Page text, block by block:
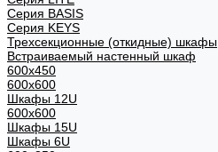
Cерия BASIS
Cерия KEYS
Трехсекционные (откидные) шкафы
Встраиваемый настенный шкаф
600x450
600x600
Шкафы 12U
600x600
Шкафы 15U
Шкафы 6U